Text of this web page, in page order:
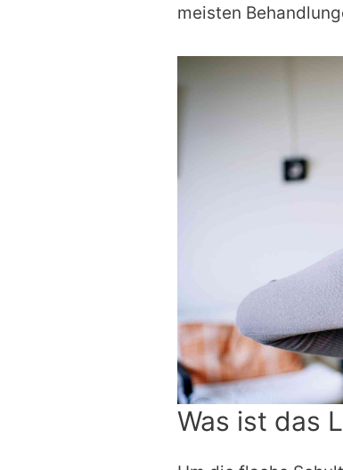
meisten
Was ist das